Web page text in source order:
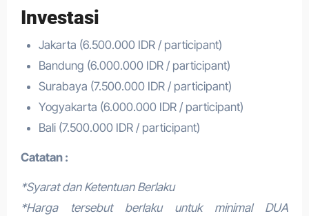
Investasi
Jakarta (6.500.000 IDR / participant)
Bandung (6.000.000 IDR / participant)
Surabaya (7.500.000 IDR / participant)
Yogyakarta (6.000.000 IDR / participant)
Bali (7.500.000 IDR / participant)
Catatan :
*Syarat dan Ketentuan Berlaku
*Harga tersebut berlaku untuk minimal DUA